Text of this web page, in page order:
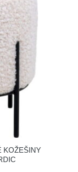
KOŽEŠINY